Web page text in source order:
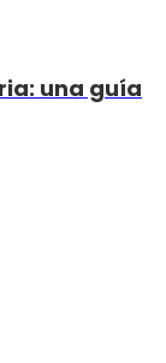
una guía